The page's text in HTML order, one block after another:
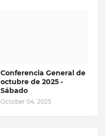
Conferencia General de
octubre de 2025 -
Sábado
October 04, 2025